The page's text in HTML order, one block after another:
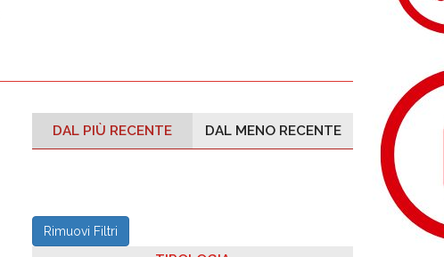
DAL PIÙ RECENTE DAL MENO RECENTE
Rimuovi Filtri